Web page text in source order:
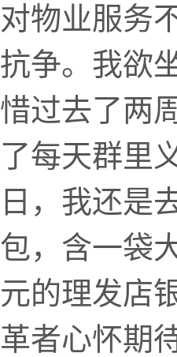
对物业服务
抗争。我欲
惜过去了两
了每天群里
日，我还是
包，含一袋
元的理发店
革者心怀期